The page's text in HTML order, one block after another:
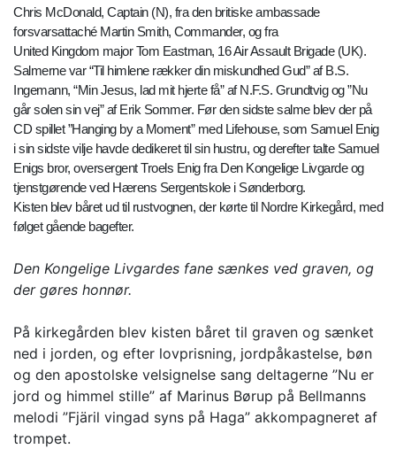
Chris McDonald, Captain (N), fra den britiske ambassade
forsvarsattaché Martin Smith, Commander, og fra
United Kingdom major Tom Eastman, 16 Air Assault Brigade (UK).
Salmerne var “Til himlene rækker din miskundhed Gud” af B.S.
Ingemann, “Min Jesus, lad mit hjerte få” af N.F.S. Grundtvig og ”Nu
går solen sin vej” af Erik Sommer. Før den sidste salme blev der på
CD spillet ”Hanging by a Moment” med Lifehouse, som Samuel Enig
i sin sidste vilje havde dedikeret til sin hustru, og derefter talte Samuel
Enigs bror, oversergent Troels Enig fra Den Kongelige Livgarde og
tjenstgørende ved Hærens Sergentskole i Sønderborg.
Kisten blev båret ud til rustvognen, der kørte til Nordre Kirkegård, med
følget gående bagefter.
Den Kongelige Livgardes fane sænkes ved graven, og
der gøres honnør.
På kirkegården blev kisten båret til graven og sænket
ned i jorden, og efter lovprisning, jordpåkastelse, bøn
og den apostolske velsignelse sang deltagerne ”Nu er
jord og himmel stille” af Marinus Børup på Bellmanns
melodi ”Fjäril vingad syns på Haga” akkompagneret af
trompet.